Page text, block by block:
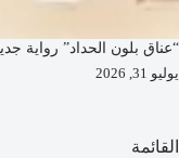
“عناق بلون الحداد” رواية
يوليو 31, 2026
القائمة